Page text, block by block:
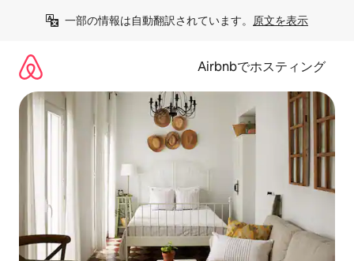
一部の情報は自動翻訳されています。 原文を表示
Airbnbでホスティング